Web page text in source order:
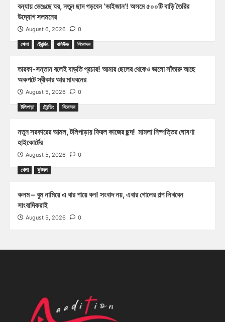
বন্যায় ভেঙেছে ঘর, নতুন ছাদ গড়বেন ‘ভাইজান’! অসমে ৫০০টি বাড়ি তৈরির
উদ্যোগ সলমনের
August 6, 2026 0
খেলা ট্রেন্ডিং বলিউড বিনোদন
তারকা-সন্তান বলেই বাড়তি প্রচার! আমার ছেলের থেকেও ভালো সাঁতারু আছে
অকপটে স্বীকার আর মাধবনের
August 5, 2026 0
টলিপাড়া ট্রেন্ডিং বিনোদন
নতুন সরকারের আমল, টলিপাড়ায় ফিরল কাজের ছন্দ! মামলা নিষ্পত্তির ঘোষণা
হাইকোর্টের
August 5, 2026 0
খেলা ফুটবল
কলম – বুম নামিয়ে এ বার পায়ে বল! সংবাদ নয়, এবার গোলের গল্প লিখবেন
সাংবাদিকরাই
August 5, 2026 0